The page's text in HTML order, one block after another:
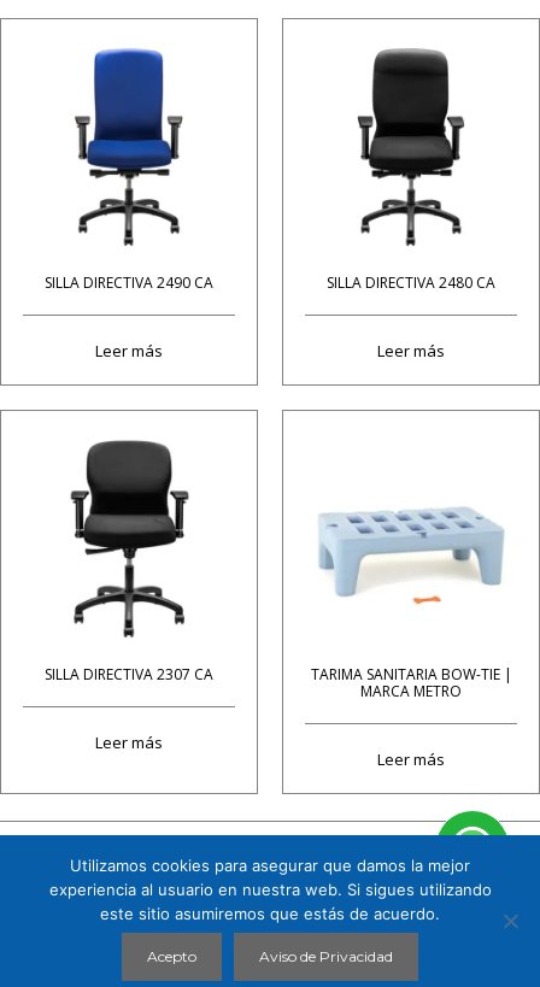
SILLA DIRECTIVA 2490 CA
Leer más
SILLA DIRECTIVA 2480 CA
Leer más
SILLA DIRECTIVA 2307 CA
Leer más
TARIMA SANITARIA BOW-TIE |
MARCA METRO
Leer más
Cuauhtémoc 158 B1 Col. Tizapán San Ángel, CP. 01090, Álvaro Obregón, Ciudad de
México. Tel. 5591719151
Utilizamos cookies para asegurar que damos la mejor
experiencia al usuario en nuestra web. Si sigues utilizando
este sitio asumiremos que estás de acuerdo.
Acepto Aviso de Privacidad